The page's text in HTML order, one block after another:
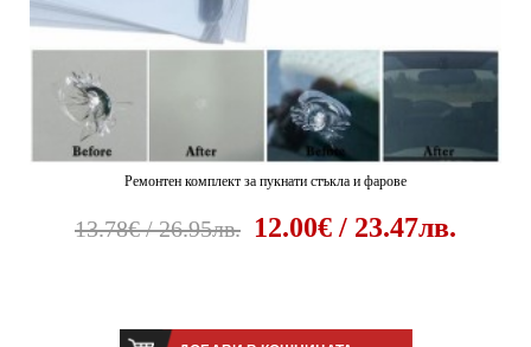
Ремонтен комплект за пукнати стъкла и фарове
13.78€ / 26.95лв. 12.00€ / 23.47лв.